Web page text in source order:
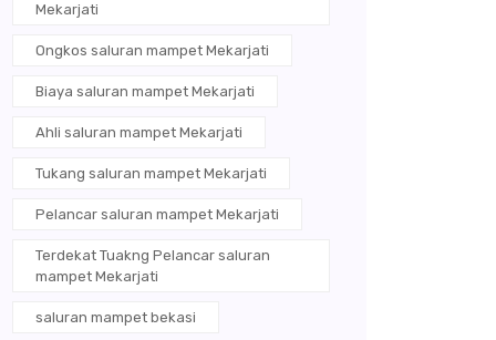
Mekarjati
Ongkos saluran mampet Mekarjati
Biaya saluran mampet Mekarjati
Ahli saluran mampet Mekarjati
Tukang saluran mampet Mekarjati
Pelancar saluran mampet Mekarjati
Terdekat Tuakng Pelancar saluran
mampet Mekarjati
saluran mampet bekasi